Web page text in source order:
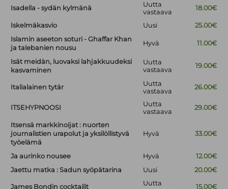
Isadella - sydän kylmänä
Uutta
vastaava
18.00€
Iskelmäkasvio Uusi
25.00€
Islamin aseeton soturi - Ghaffar Khan
ja talebanien nousu
Hyvä 11.00€
Isät meidän, luovaksi lahjakkuudeksi
kasvaminen
Uutta
vastaava
19.00€
Italialainen tytär
Uutta
vastaava
26.00€
ITSEHYPNOOSI
Uutta
vastaava
29.00€
Itsensä markkinoijat : nuorten
journalistien urapolut ja yksilöllistyvä
työelämä
Hyvä 33.00€
Ja aurinko nousee Hyvä
12.00€
Jaettu matka : Sadun syöpätarina
Uusi 20.00€
James Bondin cocktailit
Uutta
15.00€